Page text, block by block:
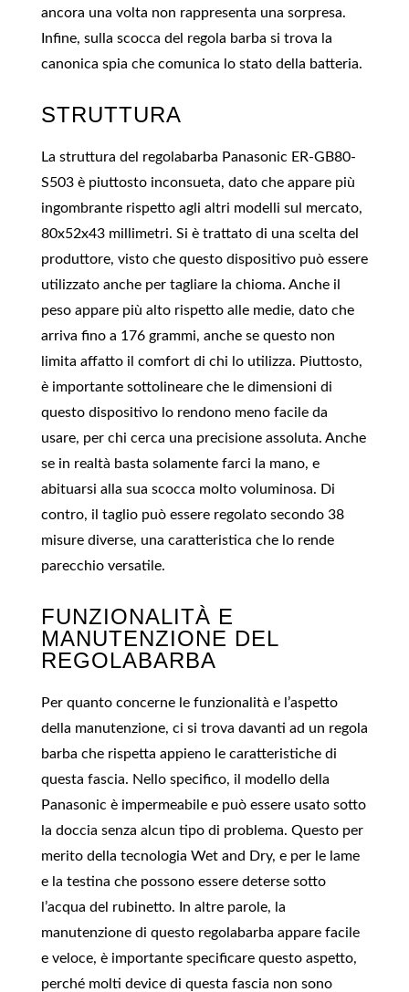
ancora una volta non rappresenta una sorpresa.
Infine, sulla scocca del regola barba si trova la
canonica spia che comunica lo stato della batteria.
STRUTTURA
La struttura del regolabarba Panasonic ER-GB80-
S503 è piuttosto inconsueta, dato che appare più
ingombrante rispetto agli altri modelli sul mercato,
80x52x43 millimetri. Si è trattato di una scelta del
produttore, visto che questo dispositivo può essere
utilizzato anche per tagliare la chioma. Anche il
peso appare più alto rispetto alle medie, dato che
arriva fino a 176 grammi, anche se questo non
limita affatto il comfort di chi lo utilizza. Piuttosto,
è importante sottolineare che le dimensioni di
questo dispositivo lo rendono meno facile da
usare, per chi cerca una precisione assoluta. Anche
se in realtà basta solamente farci la mano, e
abituarsi alla sua scocca molto voluminosa. Di
contro, il taglio può essere regolato secondo 38
misure diverse, una caratteristica che lo rende
parecchio versatile.
FUNZIONALITÀ E
MANUTENZIONE DEL
REGOLABARBA
Per quanto concerne le funzionalità e l’aspetto
della manutenzione, ci si trova davanti ad un regola
barba che rispetta appieno le caratteristiche di
questa fascia. Nello specifico, il modello della
Panasonic è impermeabile e può essere usato sotto
la doccia senza alcun tipo di problema. Questo per
merito della tecnologia Wet and Dry, e per le lame
e la testina che possono essere deterse sotto
l’acqua del rubinetto. In altre parole, la
manutenzione di questo regolabarba appare facile
e veloce, è importante specificare questo aspetto,
perché molti device di questa fascia non sono